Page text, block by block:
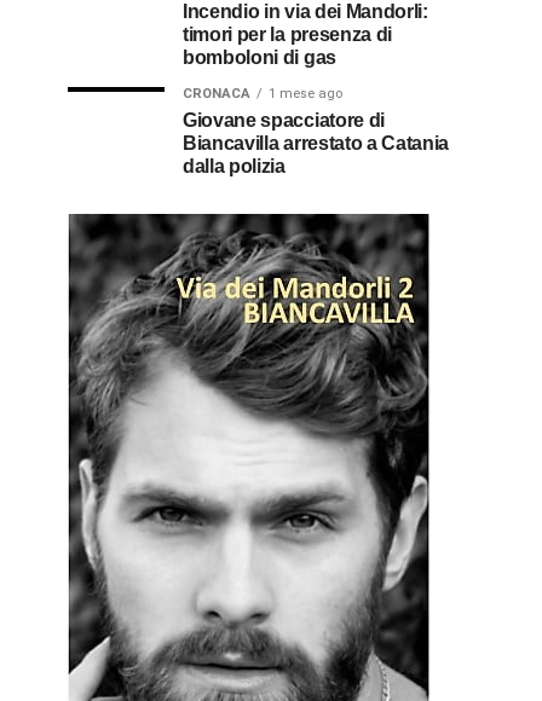
Incendio in via dei Mandorli:
timori per la presenza di
bomboloni di gas
CRONACA 1 mese ago
Giovane spacciatore di
Biancavilla arrestato a Catania
dalla polizia